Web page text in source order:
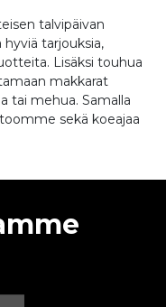
talvipäivan
hyviä tarjouksia,
Lisäksi touhua
makkarat
tai mehua. Samalla
sekä koeajaa